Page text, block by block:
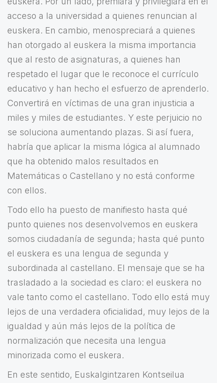
acceso a la universidad a quienes renuncian al
euskera. En cambio, menospreciará a quienes
han otorgado al euskera la misma importancia
que al resto de asignaturas, a quienes han
respetado el lugar que le reconoce el currículo
educativo y han hecho el esfuerzo de aprenderlo.
Convertirá en víctimas de una gran injusticia a
miles y miles de estudiantes. Y este perjuicio no
se soluciona aumentando plazas. Si así fuera,
habría que aplicar la misma lógica al alumnado
que ha obtenido malos resultados en
Matemáticas o Castellano y no está conforme
con ellos.
Todo ello ha puesto de manifiesto hasta qué
punto quienes nos desenvolvemos en euskera
somos ciudadanía de segunda; hasta qué punto
el euskera es una lengua de segunda y
subordinada al castellano. El mensaje que se ha
trasladado a la sociedad es claro: el euskera no
vale tanto como el castellano. Todo ello está muy
lejos de una verdadera oficialidad, muy lejos de la
igualdad y aún más lejos de la política de
normalización que necesita una lengua
minorizada como el euskera.
En este sentido, Euskalgintzaren Kontseilua